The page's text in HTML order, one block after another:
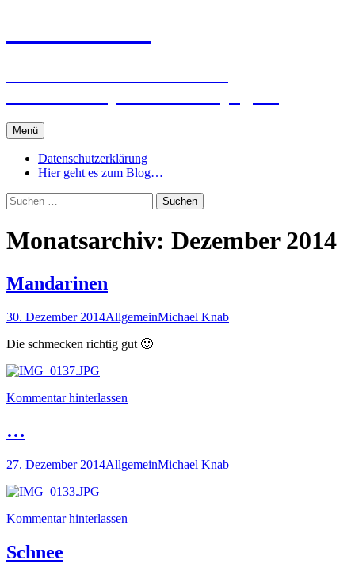
Menü
Datenschutzerklärung
Hier geht es zum Blog…
Suchen
nach:
Monatsarchiv: Dezember 2014
Mandarinen
30. Dezember 2014AllgemeinMichael Knab
Die schmecken richtig gut 🙂
Kommentar hinterlassen
…
27. Dezember 2014AllgemeinMichael Knab
Kommentar hinterlassen
Schnee